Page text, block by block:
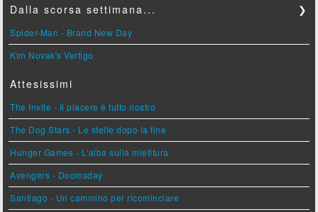
Dalla scorsa settimana... ❯
Spider-Man - Brand New Day
Kim Novak's Vertigo
Attesissimi
The Invite - Il piacere è tutto nostro
The Dog Stars - Le stelle dopo la fine
Hunger Games - L'alba sulla mietitura
Avengers - Doomsday
Santiago - Un cammino per ricominciare